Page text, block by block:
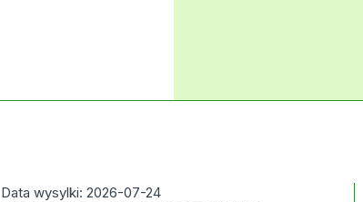
Data wysylki: 2026-07-24